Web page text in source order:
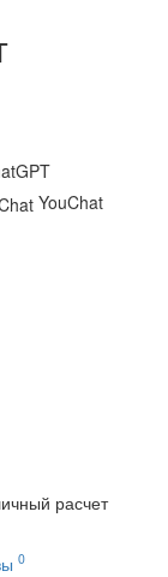
YouChat
расчет
0